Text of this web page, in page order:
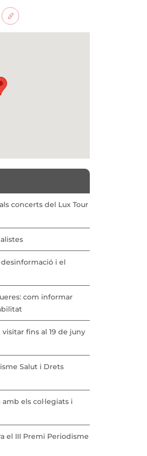
concerts del Lux Tour
i el
com informar
visitar fins al 19 de juny
Salut i Drets
els col·legiats i
el III Premi Periodisme